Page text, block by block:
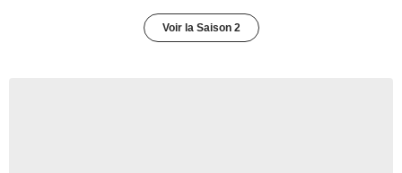
Voir la Saison 2